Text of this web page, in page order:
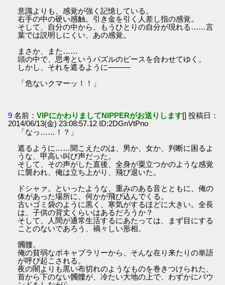
意識よりも、感覚が強く記憶している。
右手の中の硬い感触。引き金を引く人差し指の感覚。
そして、自分の中から、もうひとりの自分が現れる……言
葉では説明しにくい、あの感覚。
まさか、また……
頭の中で、思考というパズルのピースを合わせてゆく。
しかし、それを遮るように―――
「危ないクマーッ！！」
9 名前：VIPにかわりましてNIPPERがお送りします[] 投稿日：
2014/06/13(金) 23:08:57.12 ID:2DGnVtPno
「なっ……！？」
遮るように……聞こえたのは、男か、女か、判断に困るよ
うな、甲高い叫び声だった。
そして、その声がした直後、全身が粟立つかのような感覚
に襲われ、俺は立ち上がり、飛び退いた。
ドシャァ。といったような、重みのある音とともに、俺の
体があった場所に、何かが飛び込んでくる。
古いゴミ袋のように黒く、寒気がするほどに大きい。全長
は、子供の背丈くらいはあるだろうか？
そして、人間が通常生活するにあたっては、まず目にする
ことのないであろう、禍々しい形相。
髑髏。
俺の貧弱なボキャブラリーから、そんな在り来たりの単語
が呼び起こされる。
夜の闇よりも黒い布切れのようなものを巻きつけられた、
首から下のない髑髏が、冷たい大地の上で、わずかにバウ